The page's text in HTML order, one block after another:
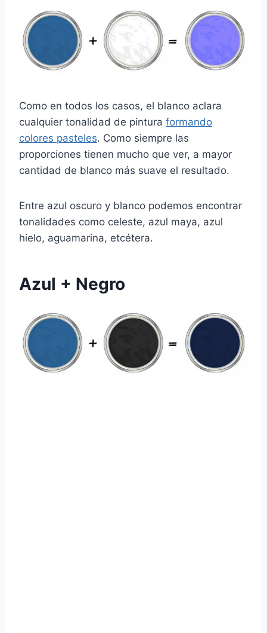
Como en todos los casos, el blanco aclara
cualquier tonalidad de pintura formando
colores pasteles. Como siempre las
proporciones tienen mucho que ver, a mayor
cantidad de blanco más suave el resultado.
Entre azul oscuro y blanco podemos encontrar
tonalidades como celeste, azul maya, azul
hielo, aguamarina, etcétera.
Azul + Negro